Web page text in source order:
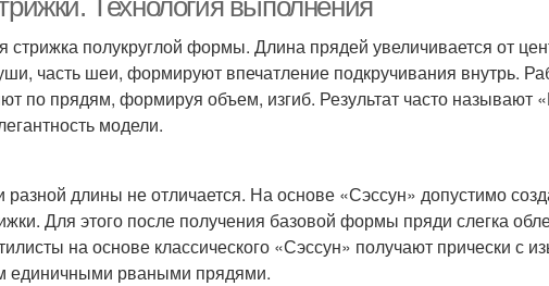
Технология выполнения
стрижка полукруглой формы. Длина прядей увеличивается от
часть шеи, формируют впечатление подкручивания внутрь.
по прядям, формируя объем, изгиб. Результат часто называют
модели.
длины не отличается. На основе «Сэссун» допустимо
Для этого после получения базовой формы пряди слегка
на основе классического «Сэссун» получают прически с
единичными рваными прядями.